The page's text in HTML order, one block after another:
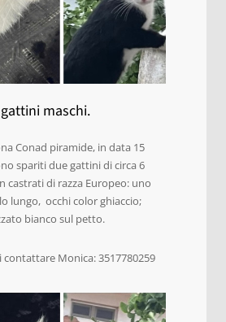
maschi.
Conad piramide, in data 15
spariti due gattini di circa 6
castrati di razza Europeo: uno
lungo, occhi color ghiaccio;
bianco sul petto.
Monica: 3517780259